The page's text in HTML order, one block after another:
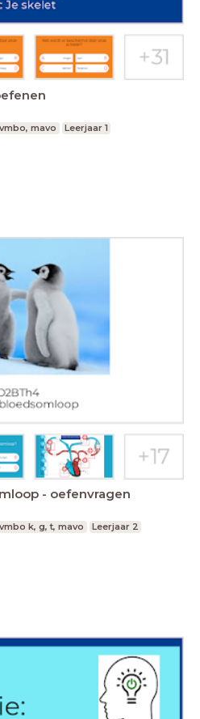
vmbo, mavo Leerjaar 1
- oefenvragen
vmbo k, g, t, mavo Leerjaar 2